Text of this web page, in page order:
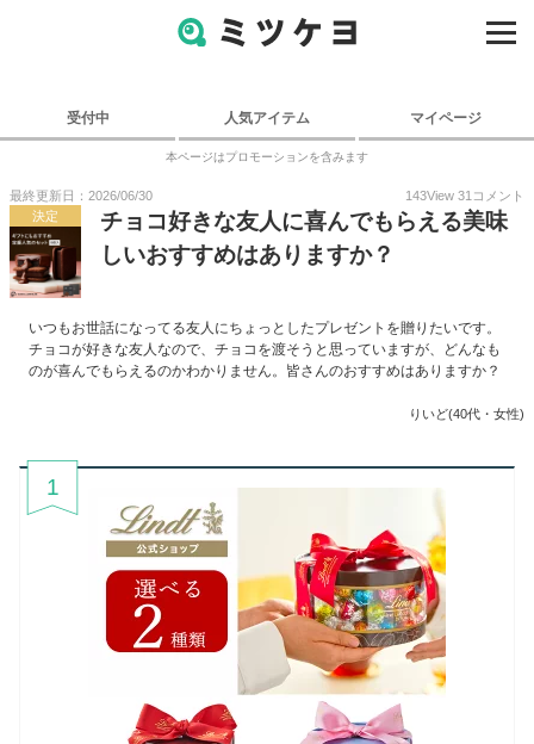
受付中 人気アイテム マイページ
本ページはプロモーションを含みます
最終更新日：2026/06/30 143View 31 コメント
決定
チョコ好きな友人に喜んでもらえる美味
しいおすすめはありますか？
いつもお世話になってる友人にちょっとしたプレゼントを贈りたいです。
チョコが好きな友人なので、チョコを渡そうと思っていますが、どんなも
のが喜んでもらえるのかわかりません。皆さんのおすすめはありますか？
りいど(40代・女性)
1